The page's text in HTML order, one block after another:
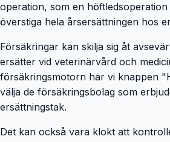
operation, som en
överstiga hela årsersättningen hos
Försäkringar kan skilja sig åt
ersätter vid veterinärvård och
försäkringsmotorn har vi knappen
välja de försäkringsbolag som
ersättningstak.
Det kan också vara klokt att